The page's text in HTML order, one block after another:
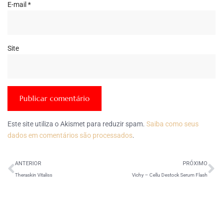
E-mail *
Site
Este site utiliza o Akismet para reduzir spam. Saiba como seus
dados em comentários são processados.
ANTERIOR
Theraskin Vitaliss
PRÓXIMO
Vichy – Cellu Destock Serum Flash